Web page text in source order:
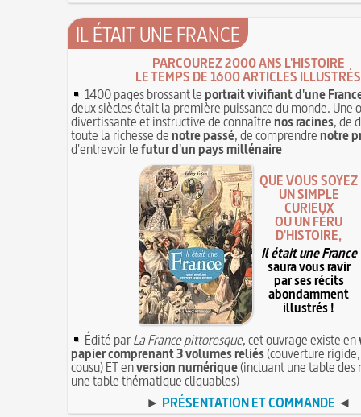
IL ÉTAIT UNE FRANCE
PARCOUREZ 2000 ANS L'HISTOIRE
LE TEMPS DE 1600 ARTICLES ILLUSTRÉS
1400 pages brossant leportrait vivifiant d'une
deux siècles était la première puissance du monde. Une
divertissante et instructive de connaîtrenos racines, de
toute la richesse denotre passé, de comprendrenotre
d'entrevoir lefutur d'un pays millénaire
QUE VOUS SOYEZ
UN SIMPLE
CURIEUX
OU UN FÉRU
D'HISTOIRE,
Il était une France
saura vous ravir
par ses récits
abondamment
illustrés !
Édité parLa France pittoresque, cet ouvrage existe en
papier comprenant 3 volumes reliés(couverture
cousu) ET enversion numérique(incluant une table des
une table thématique cliquables)
► PRÉSENTATION ET COMMANDE ◄